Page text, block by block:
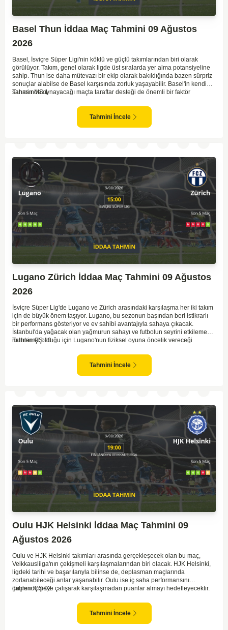
Basel Thun İddaa Maç Tahmini 09 Ağustos
2026
Basel, İsviçre Süper Ligi'nin köklü ve güçlü takımlarından biri olarak
görülüyor. Takım, genel olarak ligde üst sıralarda yer alma potansiyeline
sahip. Thun ise daha mütevazı bir ekip olarak bakıldığında bazen sürpriz
sonuçlar alabilse de Basel karşısında zorluk yaşayabilir. Basel'in kendi
sahasında oynayacağı maçta taraftar desteği de önemli bir faktör
Basel'in hücum gücü ağır basabilir. Bu nedenle maçta favorinin Basel
Tahmin MS 1
Tahmini İncele
Lugano Zürich İddaa Maç Tahmini 09 Ağustos
2026
İsviçre Süper Lig'de Lugano ve Zürich arasındaki karşılaşma her iki takım
için de büyük önem taşıyor. Lugano, bu sezonun başından beri istikrarlı
bir performans gösteriyor ve ev sahibi avantajıyla sahaya çıkacak.
İstanbul'da yağacak olan yağmurun sahayı ve futbolun seyrini etkilemesi
muhtemel olduğu için Lugano'nun fiziksel oyuna öncelik vereceği
hedefliyor. İki takım arasındaki karşılaşmalarda genel olarak kıyasıya
mücadeleler yaşanıyor ve sonuçların dengede kalması olası bir senaryo
olarak öne çıkıyor. Sonuç olarak, karşılaşmanın dengeli bir mücadeleye
Tahmin ÇŞ 10
Tahmini İncele
Oulu HJK Helsinki İddaa Maç Tahmini 09
Ağustos 2026
Oulu ve HJK Helsinki takımları arasında gerçekleşecek olan bu maç,
Veikkausliiga'nın çekişmeli karşılaşmalarından biri olacak. HJK Helsinki,
ligdeki tarihi ve başarılarıyla bilinse de, deplasman maçlarında
zorlanabileceği anlar yaşanabilir. Oulu ise iç saha performansını
güçlendirmeye çalışarak karşılaşmadan puanlar almayı hedefleyecektir.
sergileyebilecekleri beklenebilir. HJK'nın ofansif gücü ve Oulu'nun
savunma dayanıklılığı buluştuğunda, genelde seyir zevki yüksek maçlara
sahne olunabilir. Bu nedenle, maçın dengede geçmesi yüksek bir
Tahmin ÇŞ 02
Tahmini İncele